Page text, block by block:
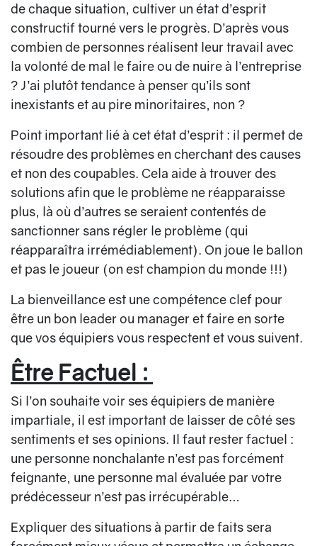
de chaque situation, cultiver un état d’esprit
constructif tourné vers le progrès. D’après vous
combien de personnes réalisent leur travail avec
la volonté de mal le faire ou de nuire à l’entreprise
? J’ai plutôt tendance à penser qu’ils sont
inexistants et au pire minoritaires, non ?
Point important lié à cet état d’esprit : il permet de
résoudre des problèmes en cherchant des causes
et non des coupables. Cela aide à trouver des
solutions afin que le problème ne réapparaisse
plus, là où d’autres se seraient contentés de
sanctionner sans régler le problème (qui
réapparaîtra irrémédiablement). On joue le ballon
et pas le joueur (on est champion du monde !!!)
La bienveillance est une compétence clef pour
être un bon leader ou manager et faire en sorte
que vos équipiers vous respectent et vous suivent.
Être Factuel :
Si l’on souhaite voir ses équipiers de manière
impartiale, il est important de laisser de côté ses
sentiments et ses opinions. Il faut rester factuel :
une personne nonchalante n’est pas forcément
feignante, une personne mal évaluée par votre
prédécesseur n’est pas irrécupérable…
Expliquer des situations à partir de faits sera